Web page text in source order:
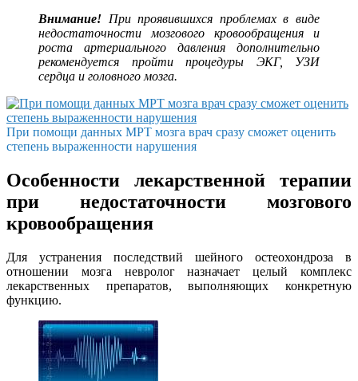
Внимание! При проявившихся проблемах в виде
недостаточности мозгового кровообращения и
роста артериального давления дополнительно
рекомендуется пройти процедуры ЭКГ, УЗИ
сердца и головного мозга.
При помощи данных МРТ мозга врач сразу сможет оценить
степень выраженности нарушения
Особенности лекарственной терапии
при недостаточности мозгового
кровообращения
Для устранения последствий шейного остеохондроза в
отношении мозга невролог назначает целый комплекс
лекарственных препаратов, выполняющих конкретную
функцию.